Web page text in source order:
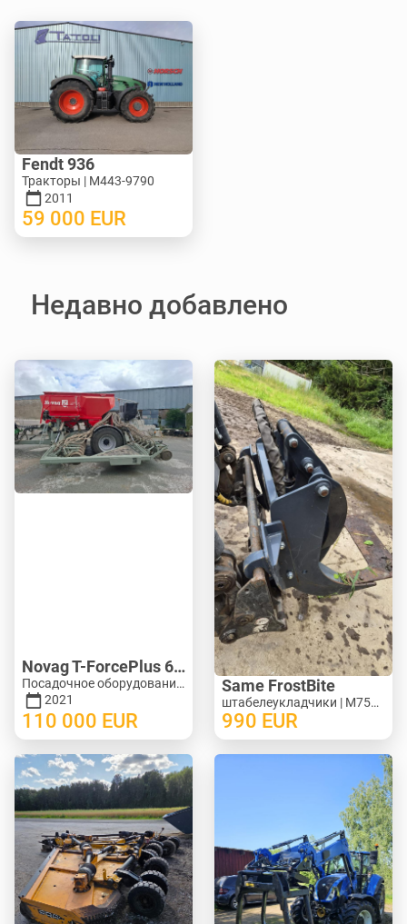
Fendt 936
Тракторы | M443-9790
2011
59 000 EUR
Недавно добавлено
Novag T-ForcePlus 650
Посадочное оборудование - Сеялки | M246-9751
2021
110 000 EUR
Same FrostBite
штабелеукладчики | M754-1269
990 EUR